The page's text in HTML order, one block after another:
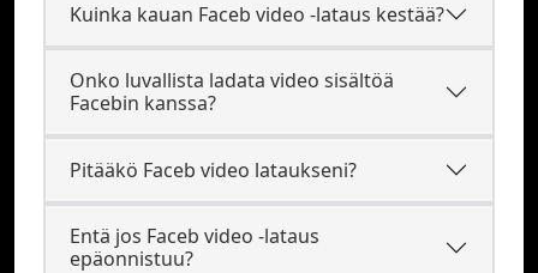
Kuinka kauan Faceb video -lataus kestää?
Onko luvallista ladata video sisältöä
Facebin kanssa?
Pitääkö Faceb video lataukseni?
Entä jos Faceb video -lataus
epäonnistuu?